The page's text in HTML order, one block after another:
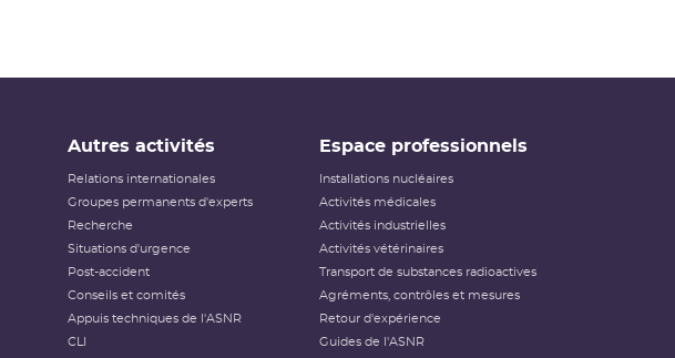
Autres activités
Relations internationales
Groupes permanents d'experts
Recherche
Situations d'urgence
Post-accident
Conseils et comités
Appuis techniques de l'ASNR
CLI
Espace professionnels
Installations nucléaires
Activités médicales
Activités industrielles
Activités vétérinaires
Transport de substances radioactives
Agréments, contrôles et mesures
Retour d'expérience
Guides de l'ASNR